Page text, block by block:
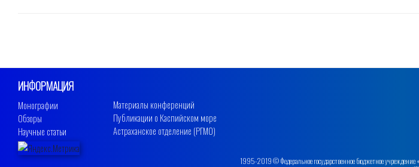
ИНФОРМАЦИЯ
Монографии
Обзоры
Научные статьи
Материалы конференций
Публикации о Каспийском море
Астраханское отделение (РГМО)
1995-2019 © Федеральное государственное бюджетное учреждение